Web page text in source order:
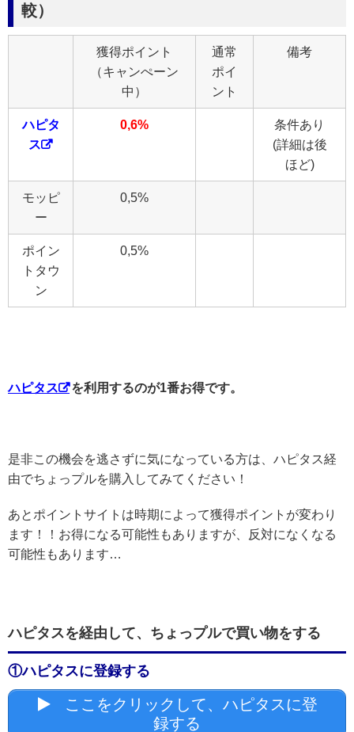
較）
獲得ポイント
（キャンぺーン
中）
通常
ポイ
ント
備考
ハピタ
ス
0,6%
条件あり
(詳細は後
ほど)
モッピ
ー
0,5%
ポイン
トタウ
ン
0,5%
ハピタス を利用するのが1番お得です。
是非この機会を逃さずに気になっている方は、ハピタス経
由でちょっプルを購入してみてください！
あとポイントサイトは時期によって獲得ポイントが変わり
ます！！お得になる可能性もありますが、反対になくなる
可能性もあります…
ハピタスを経由して、ちょっプルで買い物をする
①ハピタスに登録する
ここをクリックして、ハピタスに登
録する